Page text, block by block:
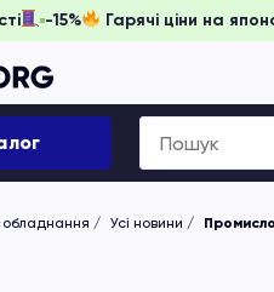
в наявності -15% Гарячі
Search
for:
Усі новини